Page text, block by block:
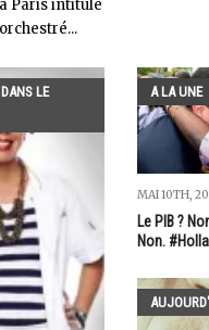
Paris intitulé
LE
A LA UNE
MAI 10TH,
Le PIB ?
Non.